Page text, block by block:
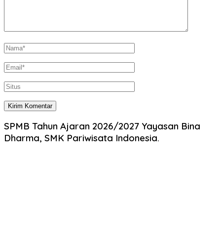
SPMB Tahun Ajaran 2026/2027 Yayasan Bina
Dharma, SMK Pariwisata Indonesia.